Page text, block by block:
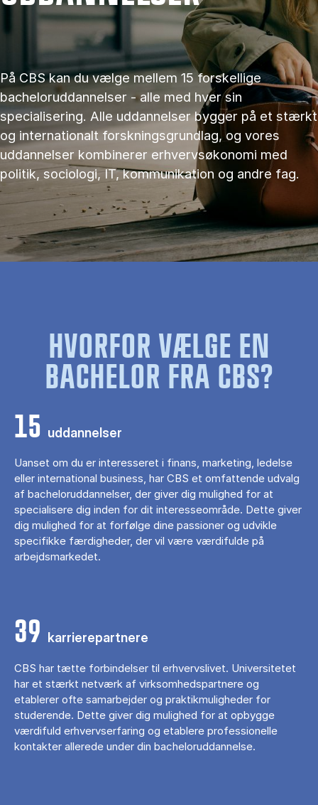
På CBS kan du vælge mellem 15 forskellige
bacheloruddannelser - alle med hver sin
specialisering. Alle uddannelser bygger på et stærkt
og internationalt forskningsgrundlag, og vores
uddannelser kombinerer erhvervsøkonomi med
politik, sociologi, IT, kommunikation og andre fag.
HVORFOR VÆLGE EN
BACHELOR FRA CBS?
15 uddannelser
Uanset om du er interesseret i finans, marketing, ledelse
eller international business, har CBS et omfattende udvalg
af bacheloruddannelser, der giver dig mulighed for at
specialisere dig inden for dit interesseområde. Dette giver
dig mulighed for at forfølge dine passioner og udvikle
specifikke færdigheder, der vil være værdifulde på
arbejdsmarkedet.
39 karrierepartnere
CBS har tætte forbindelser til erhvervslivet. Universitetet
har et stærkt netværk af virksomhedspartnere og
etablerer ofte samarbejder og praktikmuligheder for
studerende. Dette giver dig mulighed for at opbygge
værdifuld erhvervserfaring og etablere professionelle
kontakter allerede under din bacheloruddannelse.